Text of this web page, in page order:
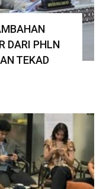
DARI PHLN
TEKAD